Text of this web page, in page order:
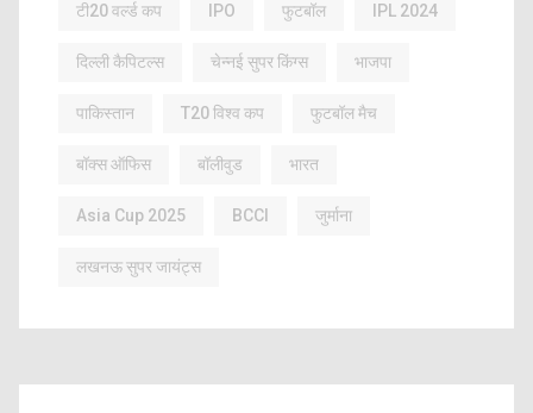
टी20 वर्ल्ड कप IPO फुटबॉल IPL 2024
दिल्ली कैपिटल्स चेन्नई सुपर किंग्स भाजपा
पाकिस्तान T20 विश्व कप फुटबॉल मैच
बॉक्स ऑफिस बॉलीवुड भारत
Asia Cup 2025 BCCI जुर्माना
लखनऊ सुपर जायंट्स